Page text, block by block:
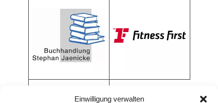
Einwilligung verwalten